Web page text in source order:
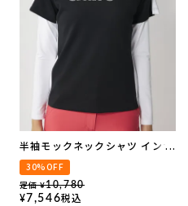
半袖モックネックシャツ インナ
ーセット
30%OFF
定価 ¥10,780
¥7,546税込